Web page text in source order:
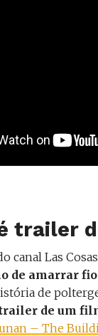
trailer
canal Las
de amarrar
de
de um
– The